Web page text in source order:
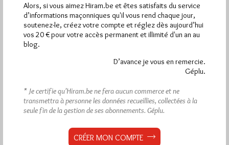
Alors, si vous aimez Hiram.be et êtes satisfaits du service
d’informations maçonniques qu'il vous rend chaque jour,
soutenez-le, créez votre compte et réglez dès aujourd’hui
vos 20 € pour votre accès permanent et illimité d'un an au
blog.
D’avance je vous en remercie.
Géplu.
* Je certifie qu’Hiram.be ne fera aucun commerce et ne
transmettra à personne les données recueillies, collectées à la
seule fin de la gestion de ses abonnements. Géplu.
CRÉER MON COMPTE